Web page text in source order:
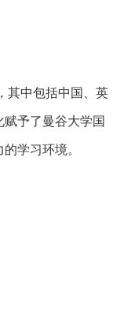
其中包括中国、英
予了曼谷大学国
学习环境。